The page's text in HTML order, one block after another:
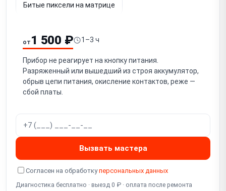
Битые пиксели на матрице
Не работает энкодер / кнопки управления
Заклинило кольцо фокусировки / не фокусируется
Не регулируется диоптрийная подстройка окуляров
Двоение / рассинхрон изображения в окулярах
Повреждение объектива (германиевой линзы)
Программный сбой / зависание
от 1 500 ₽ 1–3 ч
Прибор не реагирует на кнопку питания.
Разряженный или вышедший из строя аккумулятор,
обрыв цепи питания, окисление контактов, реже —
сбой платы.
Вызвать мастера
Согласен на обработкуперсональных данных
Диагностика бесплатно · выезд 0 ₽ · оплата после ремонта